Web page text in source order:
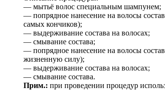
— мытьё волос специальным шампунем;
— попрядное нанесение на волосы
самых кончиков);
— выдерживание состава на волосах;
— смывание состава;
— попрядное нанесение на волосы
жизненную силу);
— выдерживание состава на волосах;
— смывание состава.
Прим.: при проведении процедур